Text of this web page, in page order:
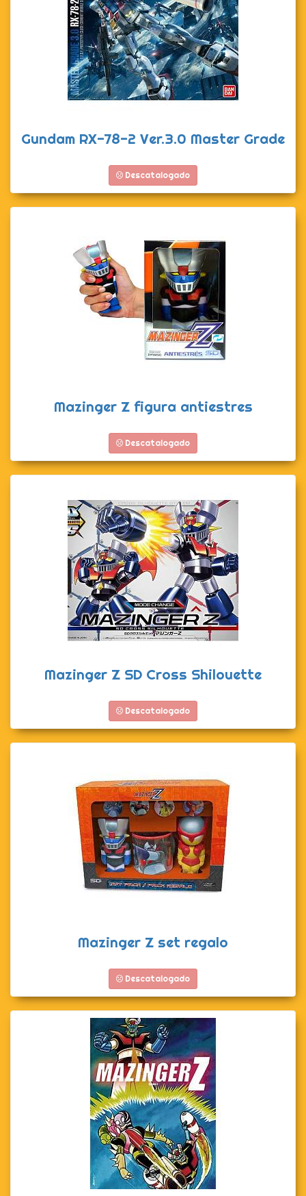
Gundam RX-78-2 Ver.3.0 Master Grade
Descatalogado
Mazinger Z figura antiestres
Descatalogado
Mazinger Z SD Cross Shilouette
Descatalogado
Mazinger Z set regalo
Descatalogado